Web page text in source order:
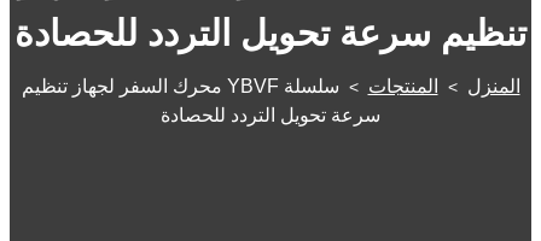
تنظيم سرعة تحويل التردد للحصادة
المنزل > المنتجات >
سلسلة YBVF محرك السفر لجهاز تنظيم
سرعة تحويل التردد للحصادة